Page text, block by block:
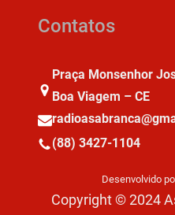
Contatos
Praça Monsenhor
Boa Viagem – CE
(88) 3427-1104
Desenvolvido
Copyright © 2024